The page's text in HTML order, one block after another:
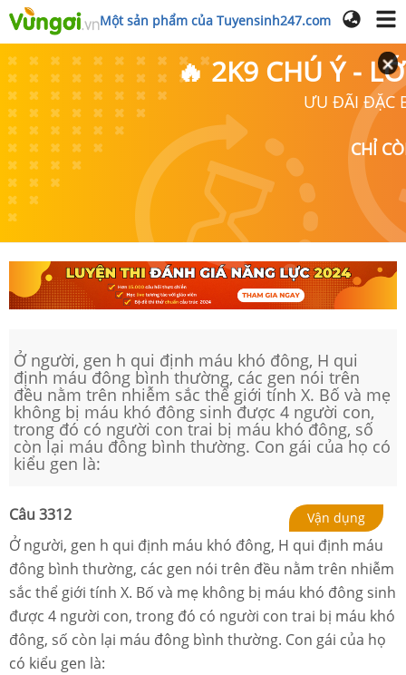
Một sản phẩm của Tuyensinh247.com
🔥 2K9 CHÚ Ý -
ƯU ĐÃI ĐẶC
CHỈ
Ở người, gen h qui định máu khó đông, H qui
định máu đông bình thường, các gen nói trên
đều nằm trên nhiễm sắc thể giới tính X. Bố và mẹ
không bị máu khó đông sinh được 4 người con,
trong đó có người con trai bị máu khó đông, số
còn lại máu đông bình thường. Con gái của họ có
kiểu gen là:
Câu 3312 Vận dụng
Ở người, gen h qui định máu khó đông, H qui định máu
đông bình thường, các gen nói trên đều nằm trên nhiễm
sắc thể giới tính X. Bố và mẹ không bị máu khó đông sinh
được 4 người con, trong đó có người con trai bị máu khó
đông, số còn lại máu đông bình thường. Con gái của họ
có kiểu gen là: